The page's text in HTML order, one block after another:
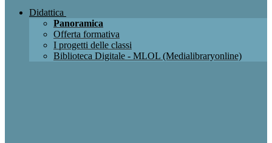
Didattica
Panoramica
Offerta formativa
I progetti delle classi
Biblioteca Digitale - MLOL (Medialibraryonline)